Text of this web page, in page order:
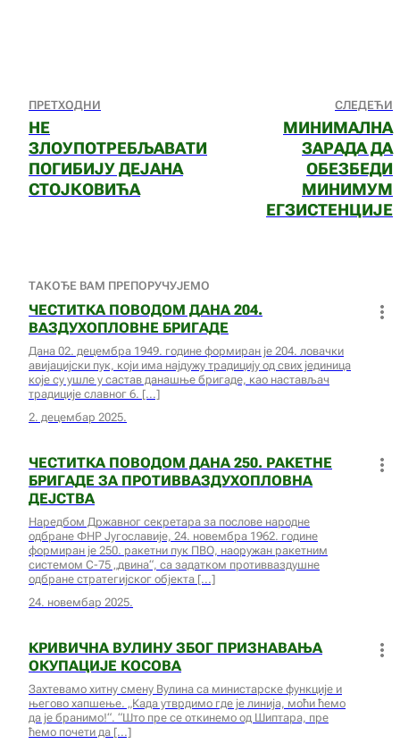
ПРЕТХОДНИ
НЕ
ЗЛОУПОТРЕБЉАВАТИ
ПОГИБИЈУ ДЕЈАНА
СТОЈКОВИЋА
СЛЕДЕЋИ
МИНИМАЛНА
ЗАРАДА ДА
ОБЕЗБЕДИ
МИНИМУМ
ЕГЗИСТЕНЦИЈЕ
ТАКОЂЕ ВАМ ПРЕПОРУЧУЈЕМО
ЧЕСТИТКА ПОВОДОМ ДАНА 204.
ВАЗДУХОПЛОВНЕ БРИГАДЕ
Дана 02. децембра 1949. године формиран је 204. ловачки
авијацијски пук, који има најдужу традицију од свих јединица
које су ушле у састав данашње бригаде, као настављач
традиције славног 6.
2. децембар 2025.
ЧЕСТИТКА ПОВОДОМ ДАНА 250. РАКЕТНЕ
БРИГАДЕ ЗА ПРОТИВВАЗДУХОПЛОВНА
ДЕЈСТВА
Наредбом Државног секретара за послове народне
одбране ФНР Југославије, 24. новембра 1962. године
формиран је 250. ракетни пук ПВО, наоружан ракетним
системом С-75 „двина“, са задатком противваздушне
одбране стратегијског објекта
24. новембар 2025.
КРИВИЧНА ВУЛИНУ ЗБОГ ПРИЗНАВАЊА
ОКУПАЦИЈЕ КОСОВА
Захтевамо хитну смену Вулина са министарске функције и
његово хапшење. „Када утврдимо где је линија, моћи ћемо
да је бранимо!“. “Што пре се откинемо од Шиптара, пре
ћемо почети да